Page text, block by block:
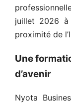
juillet 2026 à
proximité de
Une
d’avenir
Nyota